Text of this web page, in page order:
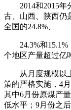
2014和2015年
古、山西、陕西仍
全国的24.8%、
24.3%和15.1%
个地区产量超过亿
从月度规模以上
策的严格实施，4
其中6月份原煤产
低水平；9月份之